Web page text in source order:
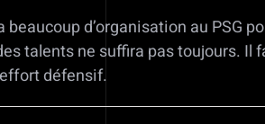
beaucoup d’organisation au PSG
talents ne suffira pas toujours.
défensif.